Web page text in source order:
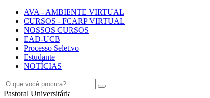
AVA - AMBIENTE VIRTUAL
CURSOS - FCARP VIRTUAL
NOSSOS CURSOS
EAD-UCB
Processo Seletivo
Estudante
NOTÍCIAS
Pastoral Universitária